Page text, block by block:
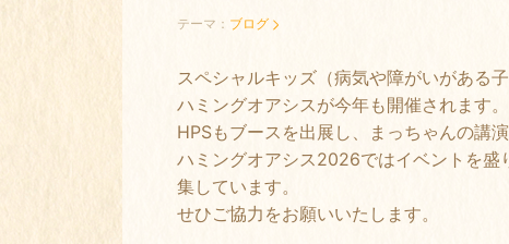
テーマ： ブログ
スペシャルキッズ（病気や障がいがある
ハミングオアシスが今年も開催されます。
HPSもブースを出展し、まっちゃんの講
ハミングオアシス2026ではイベントを盛
集しています。
せひご協力をお願いいたします。